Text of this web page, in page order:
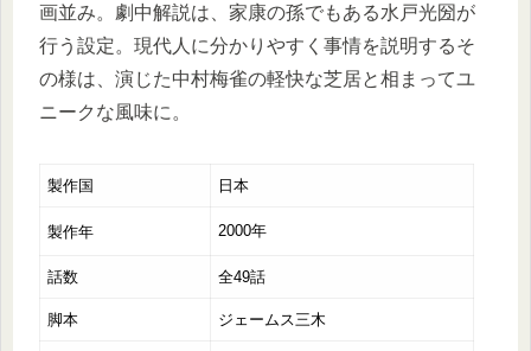
画並み。劇中解説は、家康の孫でもある水戸光圀が
行う設定。現代人に分かりやすく事情を説明するそ
の様は、演じた中村梅雀の軽快な芝居と相まってユ
ニークな風味に。
製作国 日本
製作年 2000年
話数 全49話
脚本 ジェームス三木